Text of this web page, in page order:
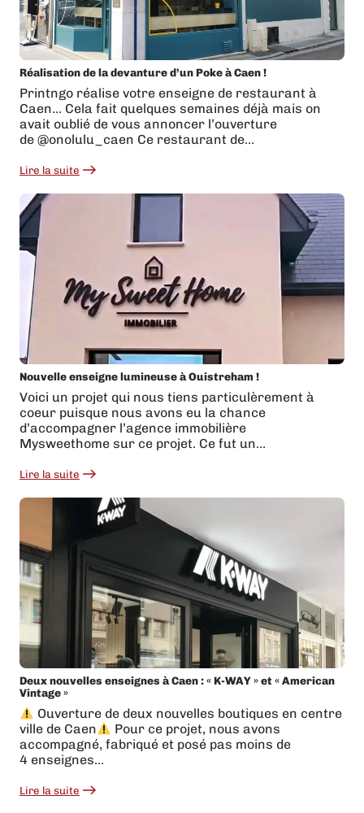
Réalisation de la devanture d’un Poke à Caen !
Printngo réalise votre enseigne de restaurant à
Caen… Cela fait quelques semaines déjà mais on
avait oublié de vous annoncer l’ouverture
de @onolulu_caen Ce restaurant de…
Lire la suite
:
de
la
devanture
d’un
Poke
Caen
Nouvelle enseigne lumineuse à Ouistreham !
Voici un projet qui nous tiens particulèrement à
coeur puisque nous avons eu la chance
d’accompagner l’agence immobilière
Mysweethome sur ce projet. Ce fut un…
Lire la suite
:
enseigne
Ouistreham
!
Deux nouvelles enseignes à Caen : « K-WAY » et « American
Vintage »
Ouverture de deux nouvelles boutiques en centre
ville de Caen
Pour ce projet, nous avons
accompagné, fabriqué et posé pas moins de
4 enseignes…
Lire la suite
: